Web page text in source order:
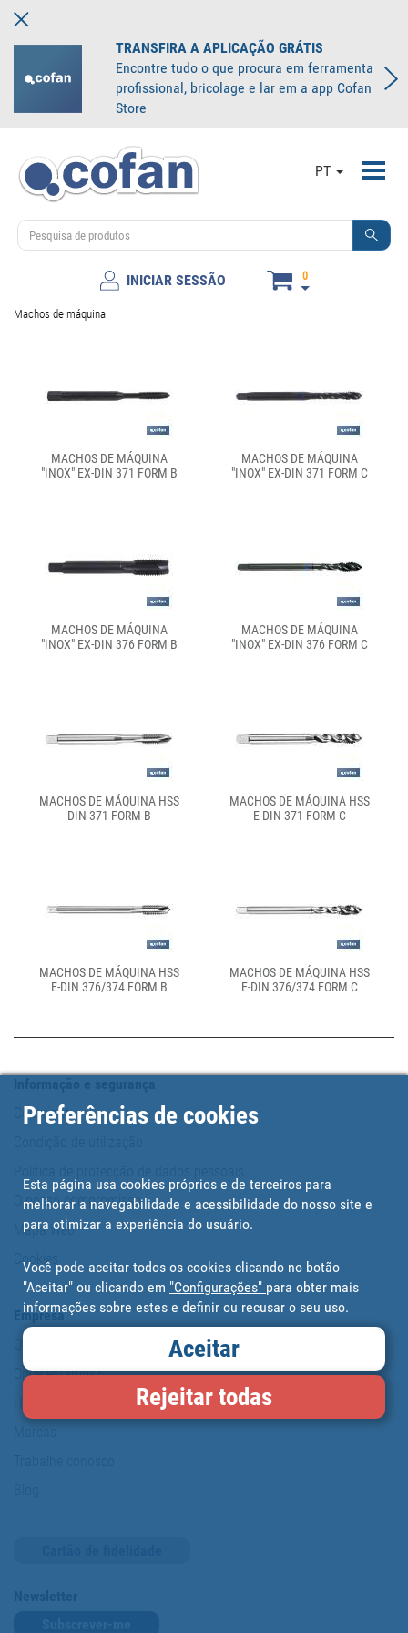
TRANSFIRA A APLICAÇÃO GRÁTIS
Encontre tudo o que procura em ferramenta
profissional, bricolage e lar em a app Cofan
Store
PT
INICIAR SESSÃO 0
Machos de máquina
MACHOS DE MÁQUINA
"INOX" EX-DIN 371 FORM B
MACHOS DE MÁQUINA
"INOX" EX-DIN 371 FORM C
MACHOS DE MÁQUINA
"INOX" EX-DIN 376 FORM B
MACHOS DE MÁQUINA
"INOX" EX-DIN 376 FORM C
MACHOS DE MÁQUINA HSS
DIN 371 FORM B
MACHOS DE MÁQUINA HSS
E-DIN 371 FORM C
MACHOS DE MÁQUINA HSS
E-DIN 376/374 FORM B
MACHOS DE MÁQUINA HSS
E-DIN 376/374 FORM C
Copyright
O nosso compromisso
Mapa Web
Cookies
Empresa
Onde estamos?
Preferências de cookies
Esta página usa cookies próprios e de terceiros para
melhorar a navegabilidade e acessibilidade do nosso site e
para otimizar a experiência do usuário.
Você pode aceitar todos os cookies clicando no botão
"Aceitar" ou clicando em "Configurações" para obter mais
informações sobre estes e definir ou recusar o seu uso.
Aceitar
Rejeitar todas